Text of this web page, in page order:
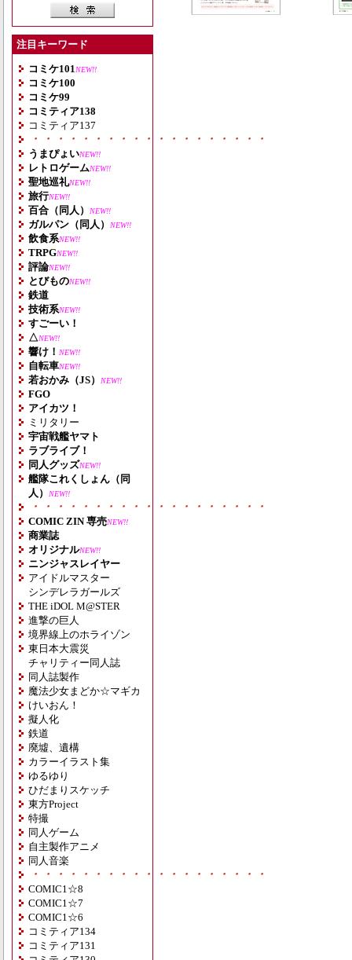
注目キーワード
コミケ101 NEW!!
コミケ100
コミケ99
コミティア138
コミティア137
・・・・・・・・・・・・・・・・・・・
うまぴょいNEW!!
レトロゲームNEW!!
聖地巡礼NEW!!
旅行NEW!!
百合（同人） NEW!!
ガルパン（同人） NEW!!
飲食系NEW!!
TRPGNEW!!
評論NEW!!
とびものNEW!!
鉄道
技術系NEW!!
すごーい！
△NEW!!
響け！ NEW!!
自転車NEW!!
若おかみ（JS） NEW!!
FGO
アイカツ！
ミリタリー
宇宙戦艦ヤマト
ラブライブ！
同人グッズNEW!!
艦隊これくしょん（同
人）
NEW!!
・・・・・・・・・・・・・・・・・・・
COMIC ZIN 専売NEW!!
商業誌
オリジナルNEW!!
ニンジャスレイヤー
アイドルマスター
シンデレラガールズ
THE iDOL M@STER
進撃の巨人
境界線上のホライゾン
東日本大震災
チャリティー同人誌
同人誌製作
魔法少女まどか☆マギカ
けいおん！
擬人化
鉄道
廃墟、遺構
カラーイラスト集
ゆるゆり
ひだまりスケッチ
東方Project
特撮
同人ゲーム
自主製作アニメ
同人音楽
・・・・・・・・・・・・・・・・・・・
COMIC1☆8
COMIC1☆7
COMIC1☆6
コミティア134
コミティア131